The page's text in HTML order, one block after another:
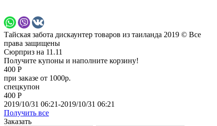
Тайская забота дискаунтер товаров из таиланда 2019 © Все
права защищены
Сюрприз на 11.11
Получите купоны и наполните корзину!
400 Р
при заказе от 1000р.
спецкупон
400 Р
2019/10/31 06:21-2019/10/31 06:21
Получить все
Заказать